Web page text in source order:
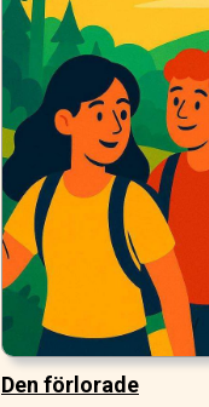
Den förlorade